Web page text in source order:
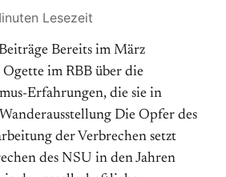
Lesezeit
Bereits im März
im RBB über die
Erfahrungen, die sie in
Die Opfer des
der Verbrechen setzt
des NSU in den Jahren